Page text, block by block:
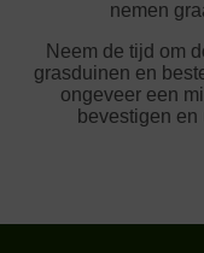
nemen
Neem de tijd om
grasduinen en
ongeveer een
bevestigen